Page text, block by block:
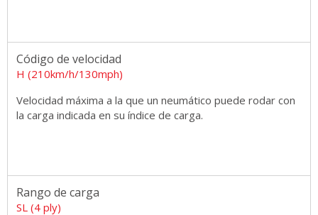
Código de velocidad
H (210km/h/130mph)
Velocidad máxima a la que un neumático puede rodar con
la carga indicada en su índice de carga.
Rango de carga
SL (4 ply)